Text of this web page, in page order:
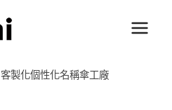
客製化個性化名稱傘工廠